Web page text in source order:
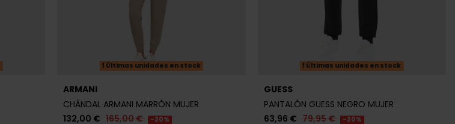
Últimas unidades en stock
ARMANI
CHÁNDAL ARMANI MARRÓN MUJER
132,00 € 165,00 € -20%
Últimas unidades en stock
GUESS
PANTALÓN GUESS NEGRO MUJER
63,96 € 79,95 € -20%